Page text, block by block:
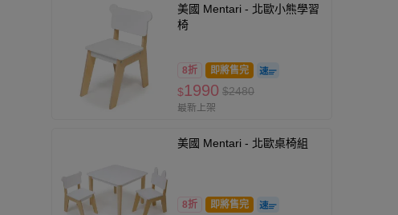
美國 Mentari - 北歐小熊學習
椅
8折 即將售完
$1990 $2480
最新上架
美國 Mentari - 北歐桌椅組
8折 即將售完